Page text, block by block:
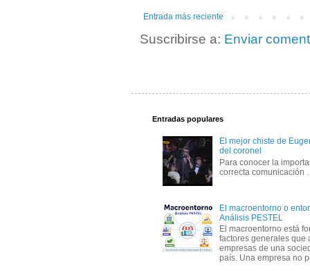
Entrada más reciente
Suscribirse a: Enviar
Entradas populares
El mejor chiste de
del coronel
Para conocer la
correcta
El macroentorno o
Análisis PESTEL
El macroentorno está
factores generales que
empresas de una
país. Una empresa no